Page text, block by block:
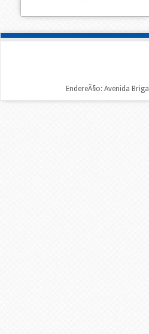
EndereÃ§o: Avenida